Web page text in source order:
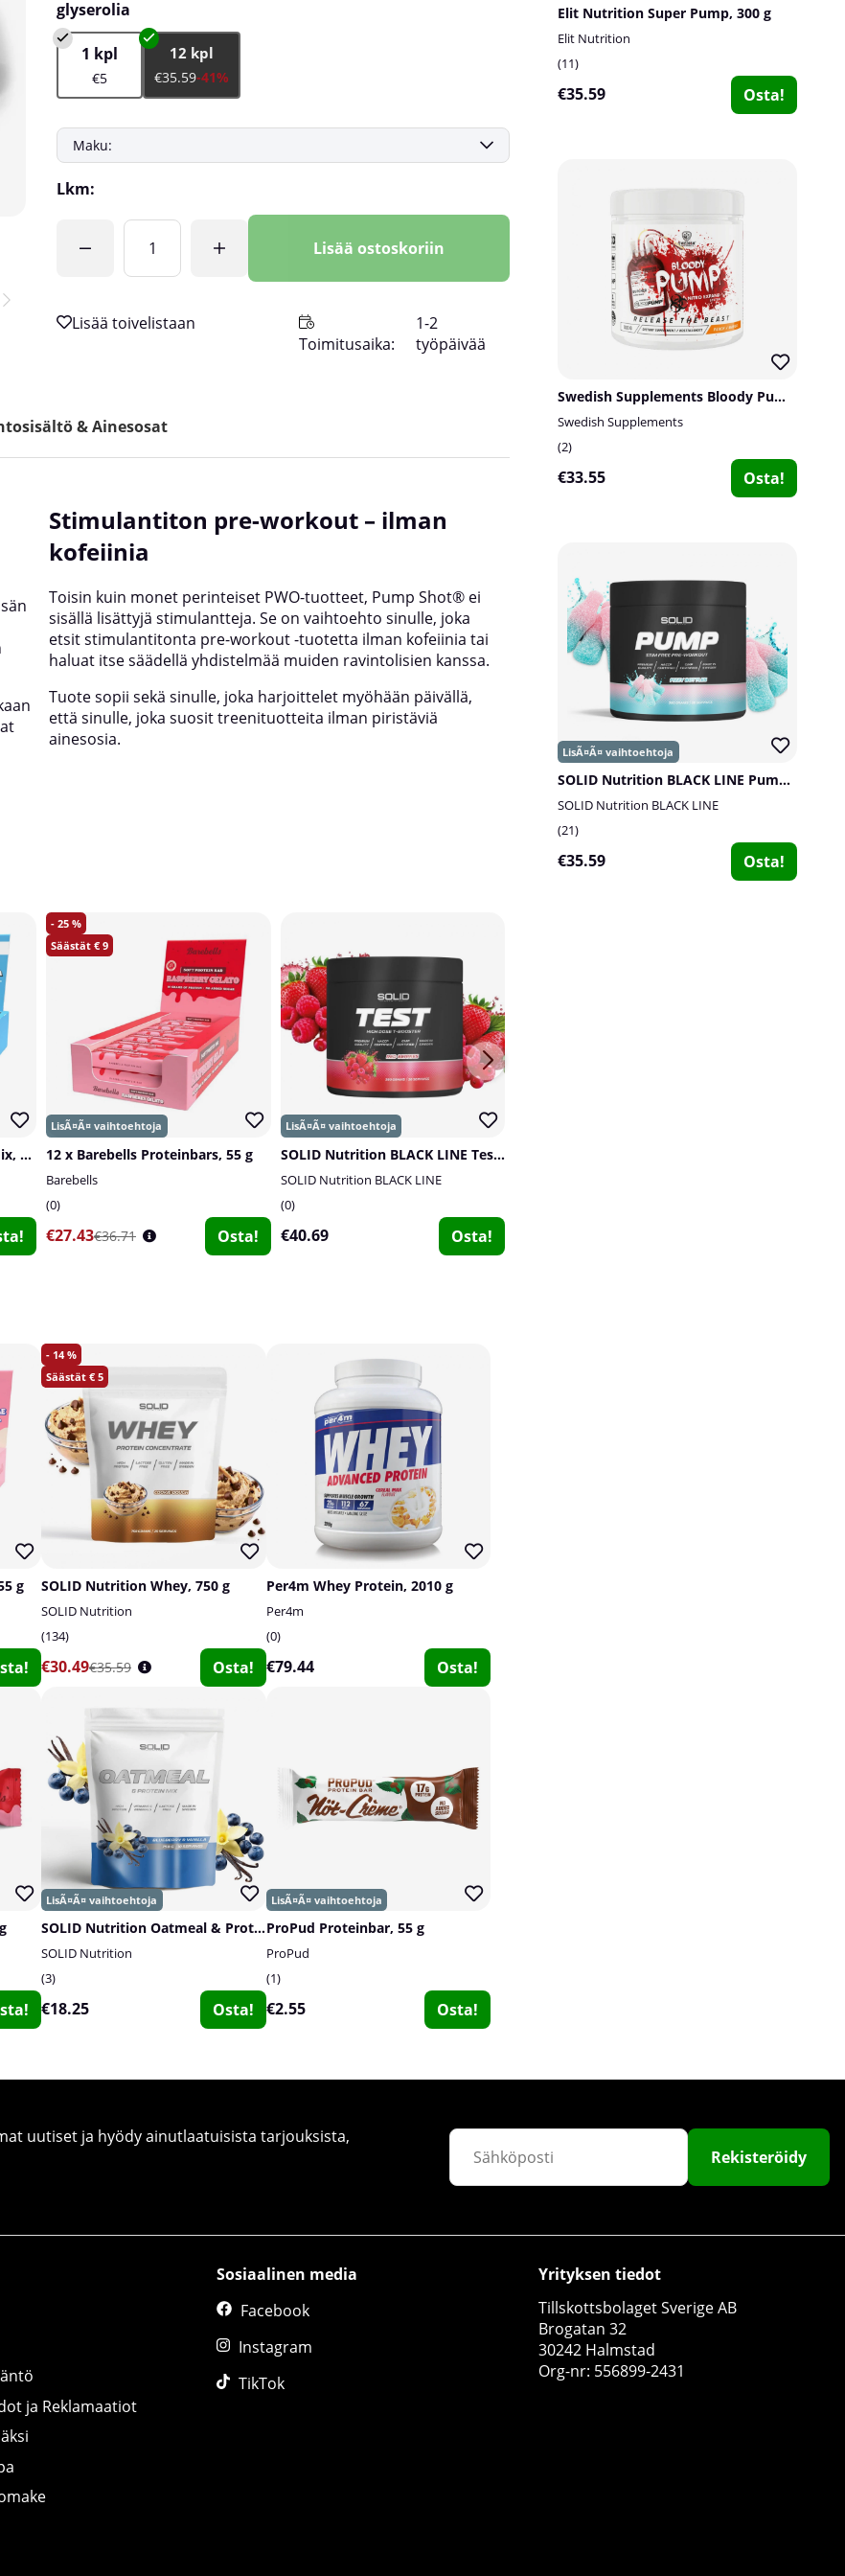
glyserolia
1 kpl
€5
12 kpl
€35.59-41%
Lkm:
Lisää ostoskoriin
Toimitusaika:
1-2
työpäivää
Elit Nutrition Super Pump, 300 g
Elit Nutrition
11
€35.59 Osta!
Swedish Supplements Bloody Pump, 300 g
Swedish Supplements
2
€33.55 Osta!
SOLID Nutrition BLACK LINE Pump, 360 g
SOLID Nutrition BLACK LINE
21
€35.59 Osta!
PumpLab Supplements
& Ainesosat
Stimulantiton pre-workout – ilman
kofeiinia
Toisin kuin monet perinteiset PWO-tuotteet, Pump Shot® ei
sisällä lisättyjä stimulantteja. Se on vaihtoehto sinulle, joka
etsit stimulantitonta pre-workout -tuotetta ilman kofeiinia tai
haluat itse säädellä yhdistelmää muiden ravintolisien kanssa.
Tuote sopii sekä sinulle, joka harjoittelet myöhään päivällä,
että sinulle, joka suosit treenituotteita ilman piristäviä
ainesosia.
Glyserolin lisäksi koostumus sisältää myös
ainesosasekoituksen, patentoitu
jota käytetään usein harjoitteluun liittyvissä
Tuotteessa on harkitun pelkistetty
keskitytään rajalliseen määrään pääainesosia.
12 x Barebells Proteinbars Mix, 45-55 g
25
9
12 x Barebells Proteinbars, 55 g
Barebells
0
€27.43€36.71 Osta!
SOLID Nutrition BLACK LINE Test, 360 g
SOLID Nutrition BLACK LINE
0
€40.69 Osta!
g
14
5
SOLID Nutrition Whey, 750 g
SOLID Nutrition
134
€30.49€35.59 Osta!
Per4m Whey Protein, 2010 g
Per4m
0
€79.44 Osta!
SOLID Nutrition Oatmeal & Protein Mix, 750 g
SOLID Nutrition
3
€18.25 Osta!
ProPud Proteinbar, 55 g
ProPud
1
€2.55 Osta!
uutiset ja hyödy ainutlaatuisista tarjouksista,
Rekisteröidy
ja Reklamaatiot
Sosiaalinen media
Facebook
Instagram
TikTok
Yrityksen tiedot
Tillskottsbolaget Sverige AB
Brogatan 32
30242 Halmstad
Org-nr: 556899-2431